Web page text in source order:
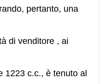
pertanto, una
di venditore , ai
1223 c.c., è tenuto al